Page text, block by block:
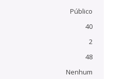
Público
40
2
48
Nenhum